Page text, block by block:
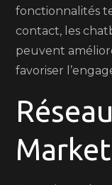
fonctionnalités
contact, les
peuvent
favoriser